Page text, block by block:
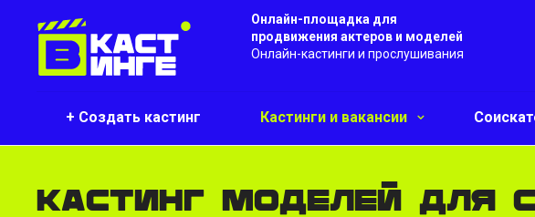
Онлайн-площадка для
продвижения актеров и моделей
Онлайн-кастинги и прослушивания
+ Создать кастинг Кастинги и вакансии
Кастинг моделей для